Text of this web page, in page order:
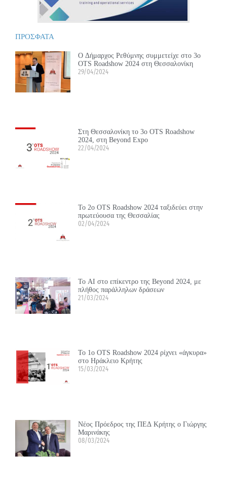
ΠΡΟΣΦΑΤΑ
Ο Δήμαρχος Ρεθύμνης συμμετείχε στο 3ο
OTS Roadshow 2024 στη Θεσσαλονίκη
29/04/2024
Στη Θεσσαλονίκη το 3ο OTS Roadshow
2024, στη Beyond Expo
22/04/2024
Το 2ο OTS Roadshow 2024 ταξιδεύει στην
πρωτεύουσα της Θεσσαλίας
02/04/2024
Το ΑΙ στο επίκεντρο της Beyond 2024, με
πλήθος παράλληλων δράσεων
21/03/2024
Το 1ο OTS Roadshow 2024 ρίχνει «άγκυρα»
στο Ηράκλειο Κρήτης
15/03/2024
Νέος Πρόεδρος της ΠΕΔ Κρήτης ο Γιώργης
Μαρινάκης
08/03/2024